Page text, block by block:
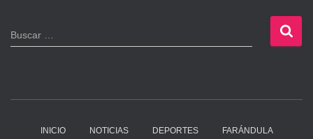
B
u
Buscar …
INICIO NOTICIAS DEPORTES FARÁNDULA